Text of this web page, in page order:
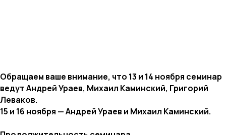
Обращаем ваше внимание, что 13 и 14 ноября семинар
ведут Андрей Ураев, Михаил Каминский, Григорий
Леваков.
15 и 16 ноября — Андрей Ураев и Михаил Каминский.